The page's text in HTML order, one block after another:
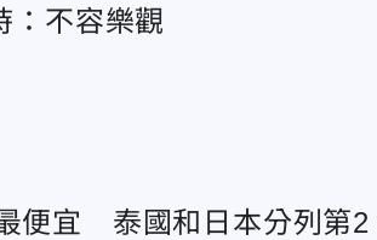
不容樂觀
便宜 泰國和日本分列第2